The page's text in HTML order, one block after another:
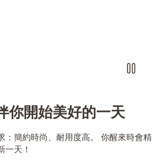
你開始美好的一天
：簡約時尚、耐用度高。 你醒來時會精
一天！